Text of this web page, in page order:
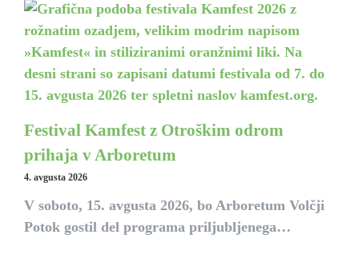
Festival Kamfest z Otroškim odrom
prihaja v Arboretum
4. avgusta 2026
V soboto, 15. avgusta 2026, bo Arboretum Volčji
Potok gostil del programa priljubljenega…